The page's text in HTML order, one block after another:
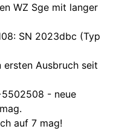
WZ Sge mit langer
SN 2023dbc (Typ
ersten Ausbruch seit
- neue
auf 7 mag!